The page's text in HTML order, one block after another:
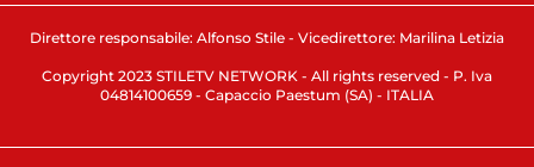
Direttore responsabile: Alfonso Stile - Vicedirettore: Marilina Letizia
Copyright 2023 STILETV NETWORK - All rights reserved - P. Iva
04814100659 - Capaccio Paestum (SA) - ITALIA